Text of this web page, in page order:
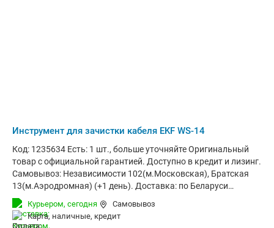
Инструмент для зачистки кабеля EKF WS-14
Код: 1235634 Есть: 1 шт., больше уточняйте Оригинальный
товар с официальной гарантией. Доступно в кредит и лизинг.
Самовывоз: Независимости 102(м.Московская), Братская
13(м.Аэродромная) (+1 день). Доставка: по Беларуси
курьером (за 1-3 дня) и в отделения Европочты (Минск 1
день, РБ до 4х дней). Корпоративным клиентам: стоимость с
НДС20% (счета от 100руб.)
Курьером, сегодня
Самовывоз
карта, наличные, кредит